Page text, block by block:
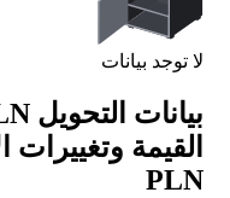
لا توجد بيانات
PLN